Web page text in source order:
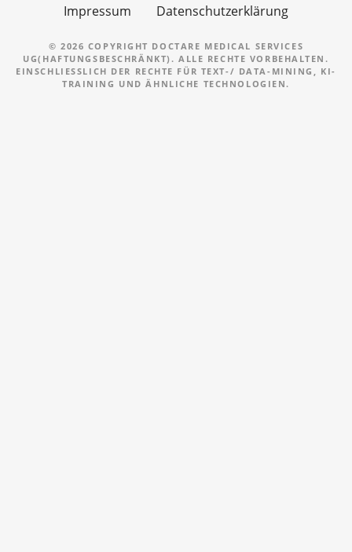
Impressum
Datenschutzerklärung
© 2026 COPYRIGHT DOCTARE MEDICAL SERVICES
UG(HAFTUNGSBESCHRÄNKT). ALLE RECHTE VORBEHALTEN.
EINSCHLIESSLICH DER RECHTE FÜR TEXT-/ DATA-MINING, KI-T
RAINING UND ÄHNLICHE TECHNOLOGIEN.